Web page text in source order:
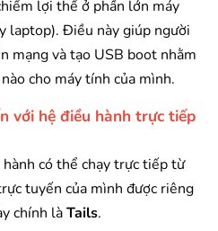
lợi thế ở phần lớn máy
laptop). Điều này giúp người
mạng và tạo USB boot nhằm
cho máy tính của mình.
với hệ điều hành trực tiếp
có thể chạy trực tiếp từ
tuyến của mình được riêng
chính làTails.